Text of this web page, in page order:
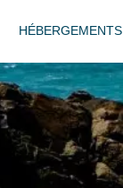
HÉBERGEMENTS